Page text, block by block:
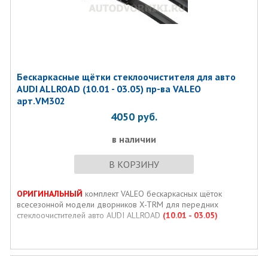
Бескаркасные щётки стеклоочистителя для авто
AUDI ALLROAD (10.01 - 03.05) пр-ва VALEO
арт.VM302
4050 руб.
в наличии
В КОРЗИНУ
ОРИГИНАЛЬНЫЙ комплект VALEO бескаркасных щёток
всесезонной модели дворников X-TRM для передних
стеклоочистителей авто AUDI ALLROAD (10.01 - 03.05)